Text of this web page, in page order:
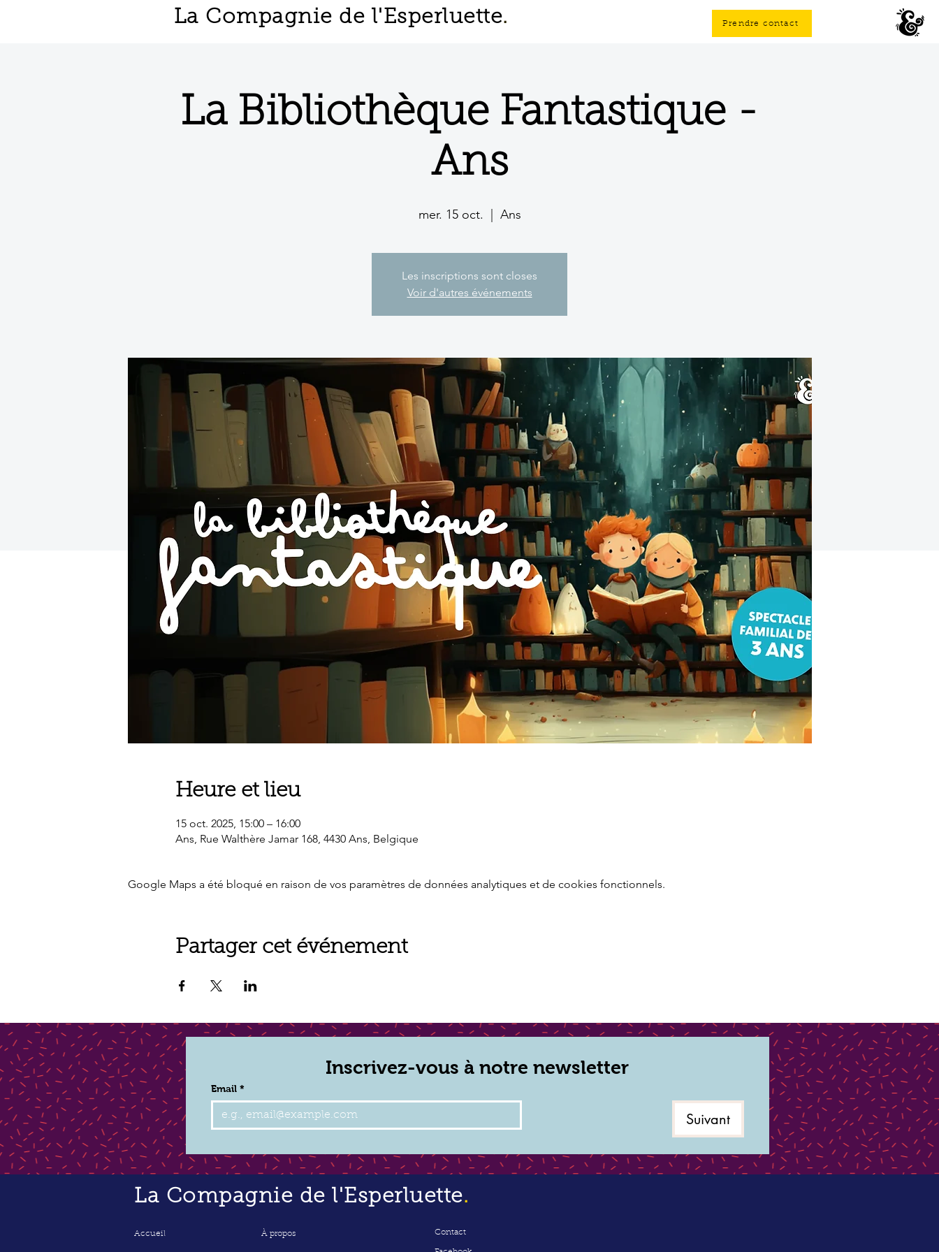
La Compagnie de l'Esperluette. Prendre contact
La Bibliothèque Fantastique -
Ans
mer. 15 oct. Ans
Les inscriptions sont closes
Voir d'autres événements
Heure et lieu
15 oct. 2025, 15:00 – 16:00
Ans, Rue Walthère Jamar 168, 4430 Ans, Belgique
Google Maps a été bloqué en raison de vos paramètres de données analytiques et de cookies fonctionnels.
Partager cet événement
Inscrivez-vous à notre newsletter
Email *
Suivant
La Compagnie de l'Esperluette.
Accueil À propos Contact